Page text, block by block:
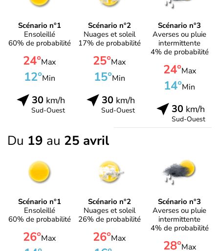
Scénario n°1
Ensoleillé
60% de probabilité
24°Max
12°Min
30km/h
Sud-Ouest
Scénario n°2
Nuages et soleil
17% de probabilité
25°Max
15°Min
30km/h
Sud-Ouest
Scénario n°3
Averses ou pluie
intermittente
4% de probabilité
24°Max
14°Min
30 km/h
Sud-Ouest
Du 19 au 25 avril
Scénario n°1
Ensoleillé
60% de probabilité
26°Max
Scénario n°2
Nuages et soleil
26% de probabilité
26°Max
Scénario n°3
Averses ou pluie
intermittente
4% de probabilité
28°Max